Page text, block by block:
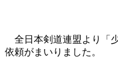
全日本剣道連盟より「
依頼がまいりました。